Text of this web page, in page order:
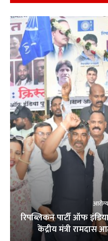
रिपब्लिकन पार्टी ऑफ
केंद्रीय मंत्री